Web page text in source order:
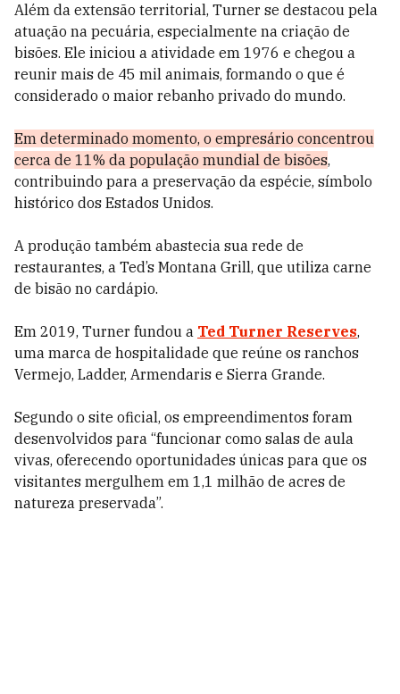
Além da extensão territorial, Turner se destacou pela
atuação na pecuária, especialmente na criação de
bisões. Ele iniciou a atividade em 1976 e chegou a
reunir mais de 45 mil animais, formando o que é
considerado o maior rebanho privado do mundo.
Em determinado momento, o empresário concentrou
cerca de 11% da população mundial de bisões,
contribuindo para a preservação da espécie, símbolo
histórico dos Estados Unidos.
A produção também abastecia sua rede de
restaurantes, a Ted’s Montana Grill, que utiliza carne
de bisão no cardápio.
Em 2019, Turner fundou a Ted Turner Reserves,
uma marca de hospitalidade que reúne os ranchos
Vermejo, Ladder, Armendaris e Sierra Grande.
Segundo o site oficial, os empreendimentos foram
desenvolvidos para “funcionar como salas de aula
vivas, oferecendo oportunidades únicas para que os
visitantes mergulhem em 1,1 milhão de acres de
natureza preservada”.